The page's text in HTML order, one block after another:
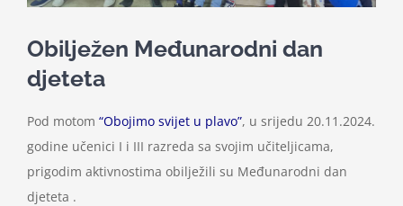
Kontakt
Obilježen Međunarodni dan
djeteta
Pod motom “Obojimo svijet u plavo”, u srijedu 20.11.2024.
godine učenici I i III razreda sa svojim učiteljicama,
prigodim aktivnostima obilježili su Međunarodni dan
djeteta .